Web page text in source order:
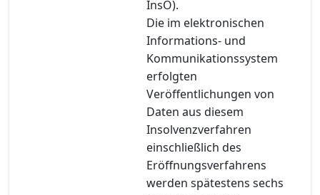
InsO).
Die im elektronischen
Informations- und
Kommunikationssystem
erfolgten
Veröffentlichungen von
Daten aus diesem
Insolvenzverfahren
einschließlich des
Eröffnungsverfahrens
werden spätestens sechs